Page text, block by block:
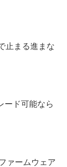
止まる進まな
ード可能なら
ァームウェア